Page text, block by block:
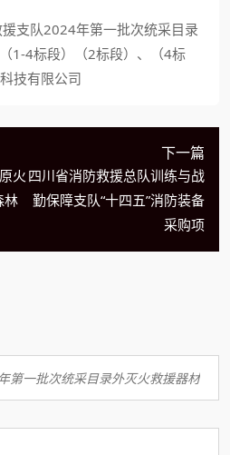
支队2024年第一批次统采目录
1-4标段）（2标段）、（4标
技有限公司
火
林
下一篇
四川省消防救援总队训练与战
勤保障支队“十四五”消防装备
采购项